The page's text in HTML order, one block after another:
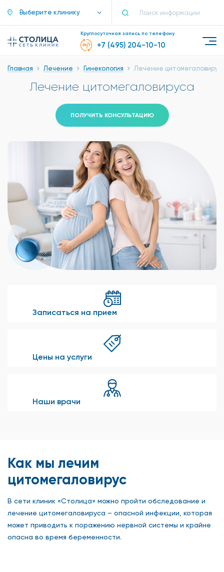
Выберите клинику
Круглосуточная запись по телефону
+7 (495) 204-10-10
Главная Лечение Гинекология Лечение
Лечение цитомегаловируса
ПОЛУЧИТЬ КОНСУЛЬТАЦИЮ
Записаться на прием
Цены на услуги
Наши врачи
Как мы лечим
цитомегаловирус
В сети клиник «Столица» можно пройти обследование и
лечение цитомегаловируса – опасной инфекции, которая
может приводить к поражению нервной системы и крайне
опасна во время беременности.